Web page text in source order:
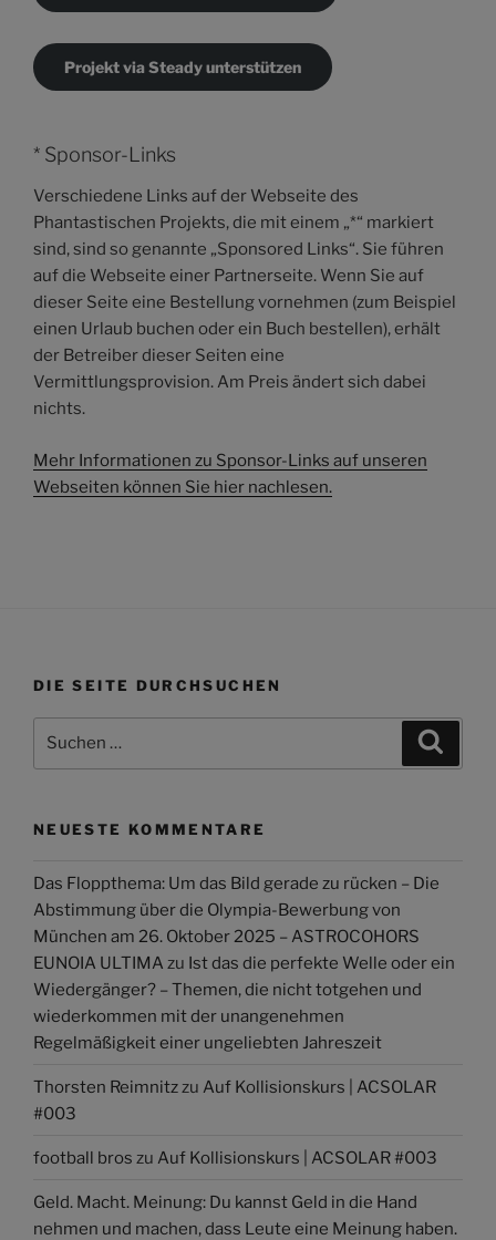
Projekt via Steady unterstützen
* Sponsor-Links
Verschiedene Links auf der Webseite des
Phantastischen Projekts, die mit einem „*“ markiert
sind, sind so genannte „Sponsored Links“. Sie führen
auf die Webseite einer Partnerseite. Wenn Sie auf
dieser Seite eine Bestellung vornehmen (zum Beispiel
einen Urlaub buchen oder ein Buch bestellen), erhält
der Betreiber dieser Seiten eine
Vermittlungsprovision. Am Preis ändert sich dabei
nichts.
Mehr Informationen zu Sponsor-Links auf unseren
Webseiten können Sie hier nachlesen.
DIE SEITE DURCHSUCHEN
NEUESTE KOMMENTARE
Das Floppthema: Um das Bild gerade zu rücken – Die
Abstimmung über die Olympia-Bewerbung von
München am 26. Oktober 2025 – ASTROCOHORS
EUNOIA ULTIMA zu Ist das die perfekte Welle oder ein
Wiedergänger? – Themen, die nicht totgehen und
wiederkommen mit der unangenehmen
Regelmäßigkeit einer ungeliebten Jahreszeit
Thorsten Reimnitzzu Auf Kollisionskurs | ACSOLAR
#003
football bros zu Auf Kollisionskurs | ACSOLAR #003
Geld. Macht. Meinung: Du kannst Geld in die Hand
nehmen und machen, dass Leute eine Meinung haben.